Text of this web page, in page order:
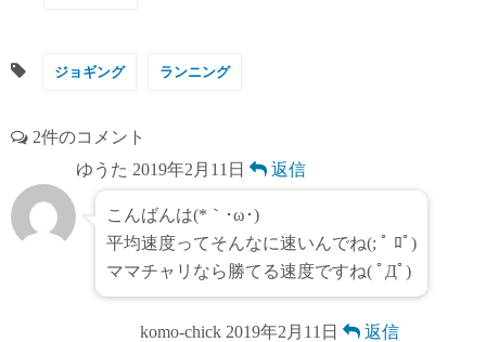
ジョギング ランニング
2件のコメント
ゆうた 2019年2月11日 返信
こんばんは(*｀･ω･)ゞ
平均速度ってそんなに速いんでね(; ﾟ ﾛﾟ)
ママチャリなら勝てる速度ですね( ﾟДﾟ)
komo-chick 2019年2月11日 返信